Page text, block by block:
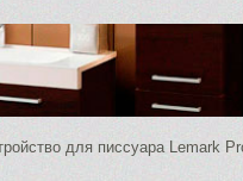
для писсуара Lemark